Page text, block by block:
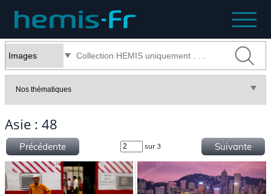
Asie : 48
Précédente sur 3 Suivante